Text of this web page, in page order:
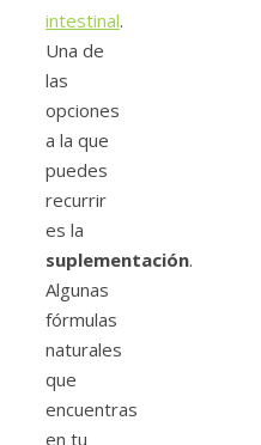
intestinal.
Una de
las
opciones
a la que
puedes
recurrir
es la
suplementación.
Algunas
fórmulas
naturales
que
encuentras
en tu